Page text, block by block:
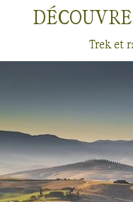
VoyagesFlorence
Trek et